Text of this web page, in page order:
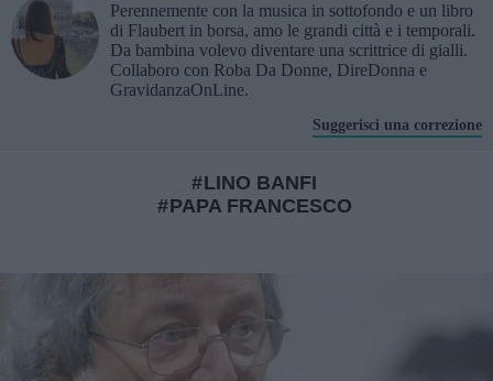
Perennemente con la musica in sottofondo e un libro
di Flaubert in borsa, amo le grandi città e i temporali.
Da bambina volevo diventare una scrittrice di gialli.
Collaboro con Roba Da Donne, DireDonna e
GravidanzaOnLine.
Suggerisci una correzione
LINO BANFI
PAPA FRANCESCO